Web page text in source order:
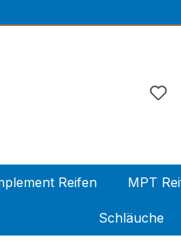
Reifen MPT
Schläuche